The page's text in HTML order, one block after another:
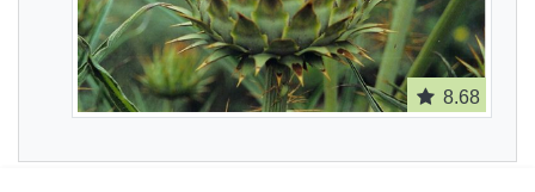
8.68